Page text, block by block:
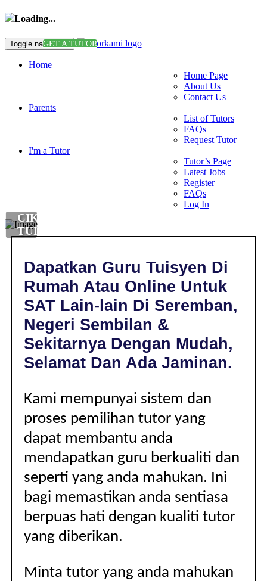
Loading...
Toggle navigationGET A TUTOR
Home
Home Page
About Us
Contact Us
Parents
List of Tutors
FAQs
Request Tutor
I'm a Tutor
Tutor’s Page
Latest Jobs
Register
FAQs
Log In
CIKGU
TUISYEN
SEREMBAN,
NEGERI
LAIN-
LAIN
Dapatkan Guru Tuisyen Di
Rumah Atau Online Untuk
SAT Lain-lain Di Seremban,
Negeri Sembilan &
Sekitarnya Dengan Mudah,
Selamat Dan Ada Jaminan.
Kami mempunyai sistem dan
proses pemilihan tutor yang
dapat membantu anda
mendapatkan guru berkualiti dan
seperti yang anda mahukan. Ini
bagi memastikan anda sentiasa
berpuas hati dengan kualiti tutor
yang diberikan.
Minta tutor yang anda mahukan